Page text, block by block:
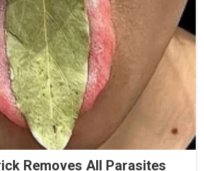
Removes All Parasites